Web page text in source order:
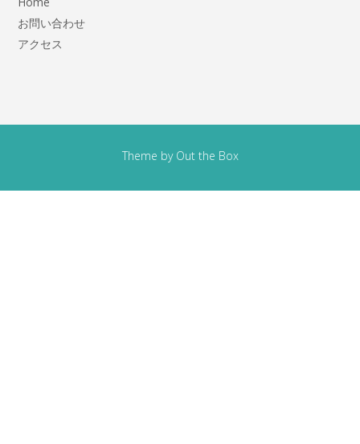
お問い合わせ
アクセス
Theme by Out the Box